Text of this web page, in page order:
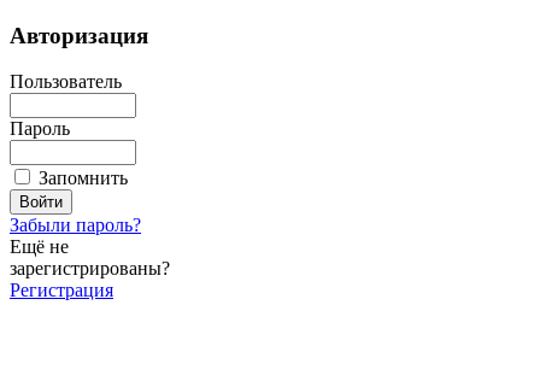
Авторизация
Пользователь
Пароль
Запомнить
Забыли пароль?
Ещё не
зарегистрированы?
Регистрация